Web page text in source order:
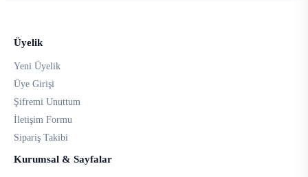
Üyelik
Yeni Üyelik
Üye Girişi
Şifremi Unuttum
İletişim Formu
Sipariş Takibi
Kurumsal & Sayfalar